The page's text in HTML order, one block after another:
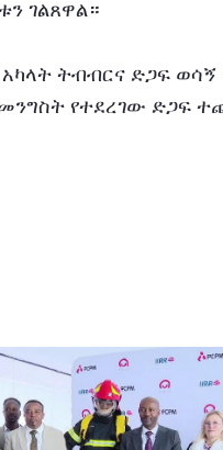
ገልጸዋል።
አካላት ትብብርና ድጋፍ
የተደረገው ድጋፍ